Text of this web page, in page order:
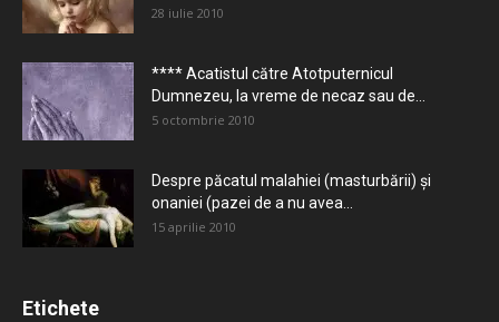
28 iulie 2010
**** Acatistul către Atotputernicul
Dumnezeu, la vreme de necaz sau de...
5 octombrie 2010
Despre păcatul malahiei (masturbării) şi
onaniei (pazei de a nu avea...
15 aprilie 2010
Etichete